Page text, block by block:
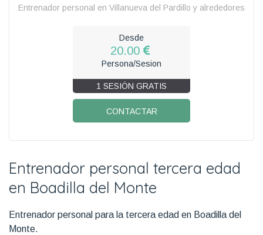
Entrenador personal en Villanueva del Pardillo y alrededores
Desde
20.00
Persona/Sesion
1 SESIÓN GRATIS
CONTACTAR
Entrenador personal tercera edad
en Boadilla del Monte
Entrenador personal para la tercera edad en Boadilla del
Monte.